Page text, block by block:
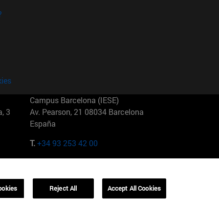
3
Campus Barcelona (IESE)
Av. Pearson, 21 08034 Barcelona
España
T.+34 93 253 42 00
01321001 Bela Vista Brasil
Reject All Accept All Cookies